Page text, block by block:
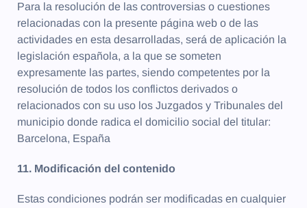
Para la resolución de las controversias o cuestiones
relacionadas con la presente página web o de las
actividades en esta desarrolladas, será de aplicación la
legislación española, a la que se someten
expresamente las partes, siendo competentes por la
resolución de todos los conflictos derivados o
relacionados con su uso los Juzgados y Tribunales del
municipio donde radica el domicilio social del titular:
Barcelona, España
11. Modiﬁcación del contenido
Estas condiciones podrán ser modificadas en cualquier